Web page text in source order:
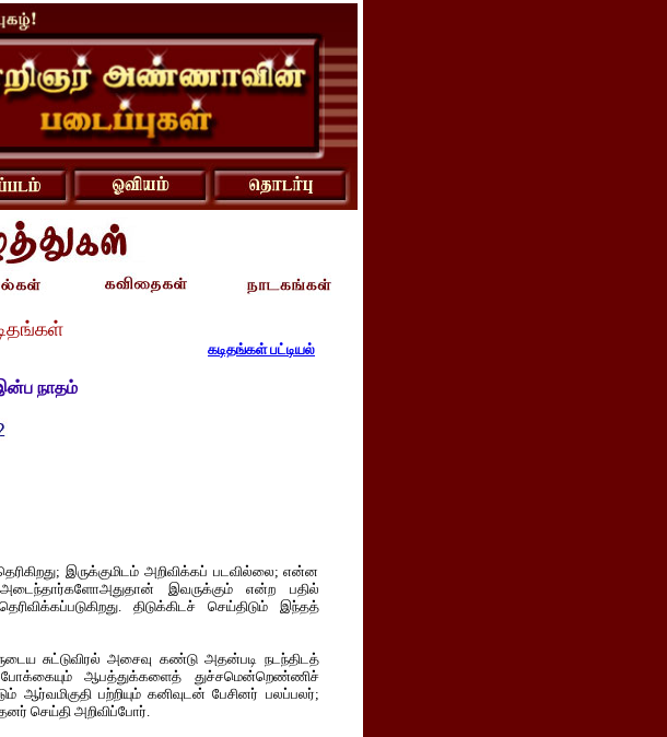
கடிதங்கள் பட்டியல்
நாதம்
இருக்குமிடம் அறிவிக்கப் படவில்லை; என்ன
இவருக்கும் என்ற பதில்
திடுக்கிடச் செய்திடும் இந்தத்
சுட்டுவிரல் அசைவு கண்டு அதன்படி நடந்திடத்
போக்கையும் ஆபத்துக்களைத் துச்சமென்றெண்ணிச்
ஆர்வமிகுதி பற்றியும் கனிவுடன் பேசினர் பலப்பலர்;
செய்தி அறிவிப்போர்.